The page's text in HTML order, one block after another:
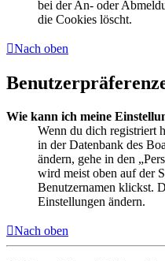
bei der An- oder
die Cookies löscht.
Nach oben
Wie kann ich meine
Wenn du dich registriert
in der Datenbank des
ändern, gehe in den
wird meist oben auf der
Benutzernamen klickst.
Einstellungen ändern.
Nach oben